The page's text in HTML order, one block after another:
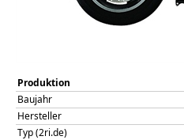
Produktion
Baujahr
Hersteller
Typ (2ri.de)